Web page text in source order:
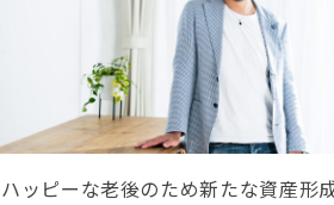
ハッピーな老後のため新たな資産形成